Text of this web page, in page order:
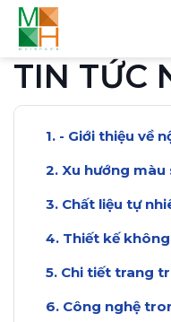
TIN TỨC
- Giới thiệu về
Xu hướng màu
Chất liệu tự
Thiết kế
Chi tiết trang
Công nghệ